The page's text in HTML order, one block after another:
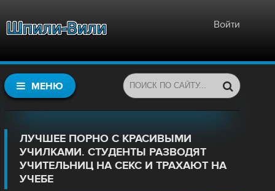
Войти
МЕНЮ
ЛУЧШЕЕ ПОРНО С КРАСИВЫМИ
УЧИЛКАМИ. СТУДЕНТЫ РАЗВОДЯТ
УЧИТЕЛЬНИЦ НА СЕКС И ТРАХАЮТ НА
УЧЕБЕ